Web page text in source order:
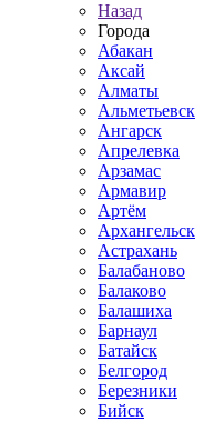
Назад
Города
Абакан
Аксай
Алматы
Альметьевск
Ангарск
Апрелевка
Арзамас
Армавир
Артём
Архангельск
Астрахань
Балабаново
Балаково
Балашиха
Барнаул
Батайск
Белгород
Березники
Бийск